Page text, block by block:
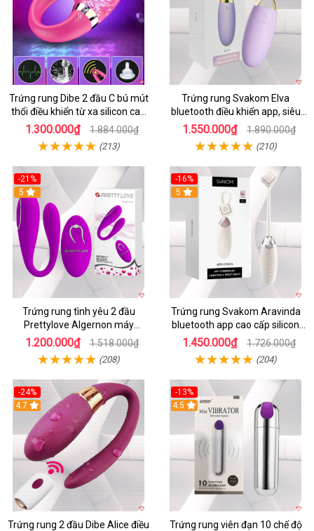
Trứng rung Dibe 2 đầu C bú mút
thổi điều khiển từ xa silicon cao
cấp kích thích điểm G
1.300.000₫ 1.884.000₫
(213)
Trứng rung Svakom Elva
bluetooth điều khiển app, siêu
kích thích
1.550.000₫ 1.890.000₫
(210)
-21%
5
Trứng rung tình yêu 2 đầu
Prettylove Algernon máy
massage điểm G không dây
1.200.000₫ 1.518.000₫
(208)
-16%
5
Trứng rung Svakom Aravinda
bluetooth app cao cấp silicon
mềm
1.450.000₫ 1.726.000₫
(204)
-24%
4.7
Trứng rung 2 đầu Dibe Alice điều
-13%
4.5
Trứng rung viên đạn 10 chế độ